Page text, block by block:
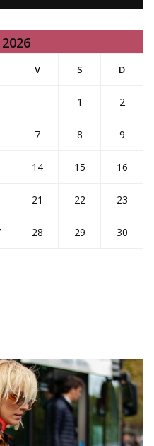
V S D
1 2
7 8 9
14 15 16
21 22 23
28 29 30